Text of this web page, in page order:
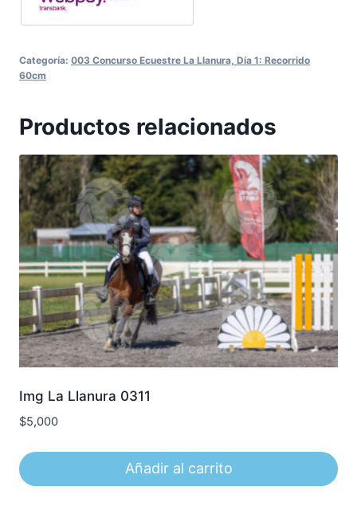
Categoría: 003 Concurso Ecuestre La Llanura, Día 1: Recorrido
60cm
Productos relacionados
Img La Llanura 0311
$5,000
Añadir al carrito